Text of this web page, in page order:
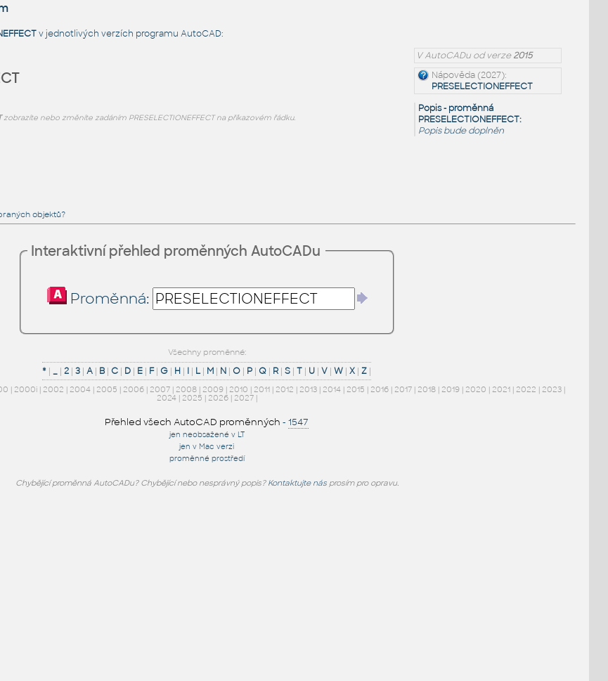
v jednotlivých verzích programu AutoCAD:
V AutoCADu od verze2015
Nápověda (2027):
PRESELECTIONEFFECT
Popis - proměnná
PRESELECTIONEFFECT:
Popis bude doplněn
zobrazíte nebo změníte zadáním PRESELECTIONEFFECT na příkazovém řádku.
objektů?
Interaktivní přehled proměnných AutoCADu
Proměnná:
Všechny proměnné:
* | _ |2 |3 |A | B |C | D | E | F|G | H | I | L | M | N |O | P |Q | R |S |T | U |V |W |X |Z |
| 2000i| 2002 | 2004| 2005 | 2006| 2007| 2008| 2009| 2010 | 2011| 2012 | 2013| 2014| 2015 | 2016| 2017| 2018| 2019| 2020 | 2021| 2022 | 2023|
2024| 2025 | 2026| 2027|
Přehled všech AutoCAD proměnných -1547
jen neobsažené v LT
jen v Mac verzi
proměnné prostředí
Chybějící proměnná AutoCADu? Chybějící nebo nesprávný popis? Kontaktujte násprosím pro opravu.